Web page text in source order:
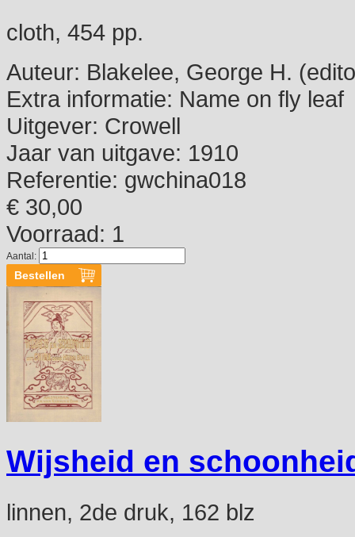
cloth, 454 pp.
Auteur: Blakelee, George H.
Extra informatie: Name on fly leaf
Uitgever: Crowell
Jaar van uitgave: 1910
Referentie: gwchina018
€ 30,00
Voorraad: 1
Aantal:
Wijsheid en
linnen, 2de druk, 162 blz